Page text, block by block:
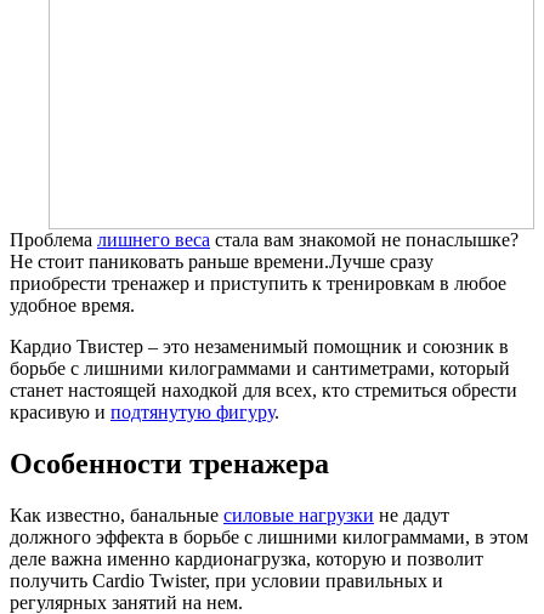
Проблема лишнего веса стала вам знакомой не понаслышке?
Не стоит паниковать раньше времени.Лучше сразу
приобрести тренажер и приступить к тренировкам в любое
удобное время.
Кардио Твистер – это незаменимый помощник и союзник в
борьбе с лишними килограммами и сантиметрами, который
станет настоящей находкой для всех, кто стремиться обрести
красивую и подтянутую фигуру.
Особенности тренажера
Как известно, банальные силовые нагрузки не дадут
должного эффекта в борьбе с лишними килограммами, в этом
деле важна именно кардионагрузка, которую и позволит
получить Cardio Twister, при условии правильных и
регулярных занятий на нем.